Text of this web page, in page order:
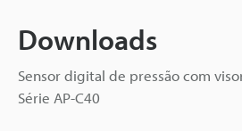
Downloads
Sensor digital de pressão com
Série AP-C40